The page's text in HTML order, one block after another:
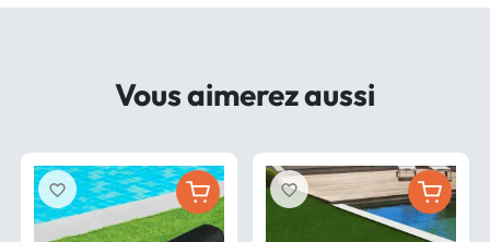
Vous aimerez aussi
favorite_border favorite_border